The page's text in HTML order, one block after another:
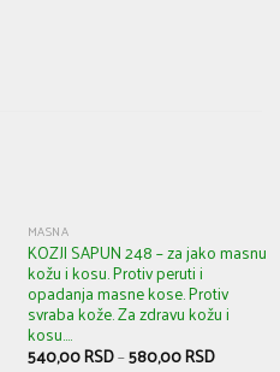
MASNA
KOZJI SAPUN 248 – za jako masnu
kožu i kosu. Protiv peruti i
opadanja masne kose. Protiv
svraba kože. Za zdravu kožu i
kosu….
540,00RSD–580,00RSD